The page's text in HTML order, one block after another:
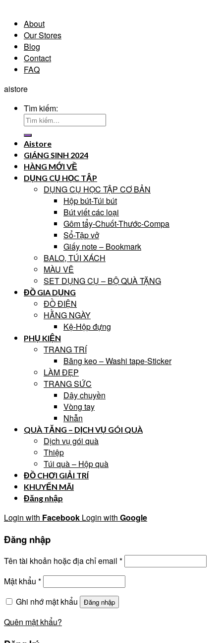
About
Our Stores
Blog
Contact
FAQ
aistore
Tìm kiếm:
Aistore
GIÁNG SINH 2024
HÀNG MỚI VỀ
DỤNG CỤ HỌC TẬP
DỤNG CỤ HỌC TẬP CƠ BẢN
Hộp bút-Túi bút
Bút viết các loại
Gôm tẩy-Chuốt-Thước-Compa
Sổ-Tập vở
Giấy note – Bookmark
BALO, TÚI XÁCH
MÀU VẼ
SET DỤNG CỤ – BỘ QUÀ TẶNG
ĐỒ GIA DỤNG
ĐỒ ĐIỆN
HẰNG NGÀY
Kệ-Hộp đựng
PHỤ KIỆN
TRANG TRÍ
Băng keo – Washi tape-Sticker
LÀM ĐẸP
TRANG SỨC
Dây chuyền
Vòng tay
Nhẫn
QUÀ TẶNG – DỊCH VỤ GÓI QUÀ
Dịch vụ gói quà
Thiệp
Túi quà – Hộp quà
ĐỒ CHƠI GIẢI TRÍ
KHUYẾN MÃI
Đăng nhập
Login with Facebook Login with Google
Đăng nhập
Tên tài khoản hoặc địa chỉ email *
Mật khẩu *
Ghi nhớ mật khẩu
Đăng nhập
Quên mật khẩu?